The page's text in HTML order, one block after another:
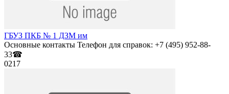
ГБУЗ ПКБ № 1 ДЗМ им
Основные контакты Телефон для справок: +7 (495) 952-88-
33☎
0217